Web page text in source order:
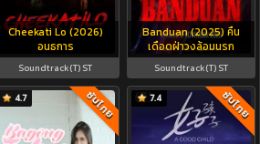
Cheekati Lo (2026)
อนธการ
Soundtrack(T) ST
Banduan (2025) คืน
เดือดฝ่าวงล้อมนรก
Soundtrack(T) ST
4.7 ซับไทย 7.4 ซับไทย